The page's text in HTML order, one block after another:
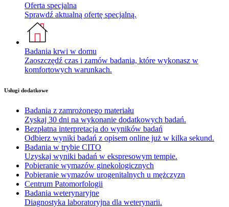
Oferta specjalna
Sprawdź aktualną ofertę specjalną.
Badania krwi w domu
Zaoszczędź czas i zamów badania, które wykonasz w
komfortowych warunkach.
Usługi dodatkowe
Badania z zamrożonego materiału
Zyskaj 30 dni na wykonanie dodatkowych badań.
Bezpłatna interpretacja do wyników badań
Odbierz wyniki badań z opisem online już w kilka sekund.
Badania w trybie CITO
Uzyskaj wyniki badań w ekspresowym tempie.
Pobieranie wymazów ginekologicznych
Pobieranie wymazów urogenitalnych u mężczyzn
Centrum Patomorfologii
Badania weterynaryjne
Diagnostyka laboratoryjna dla weterynarii.